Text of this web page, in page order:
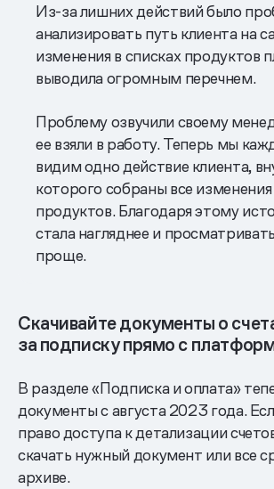
Из-за лишних действий было
анализировать путь клиента на
изменения в списках продуктов
выводила огромным перечнем.
Проблему озвучили своему
ее взяли в работу. Теперь мы
видим одно действие клиента,
которого собраны все
продуктов. Благодаря этому
стала нагляднее и
проще.
Скачивайте документы о
за подписку прямо с
В разделе «Подписка и оплата»
документы с августа 2023 года.
право доступа к детализации
скачать нужный документ или все
архиве.